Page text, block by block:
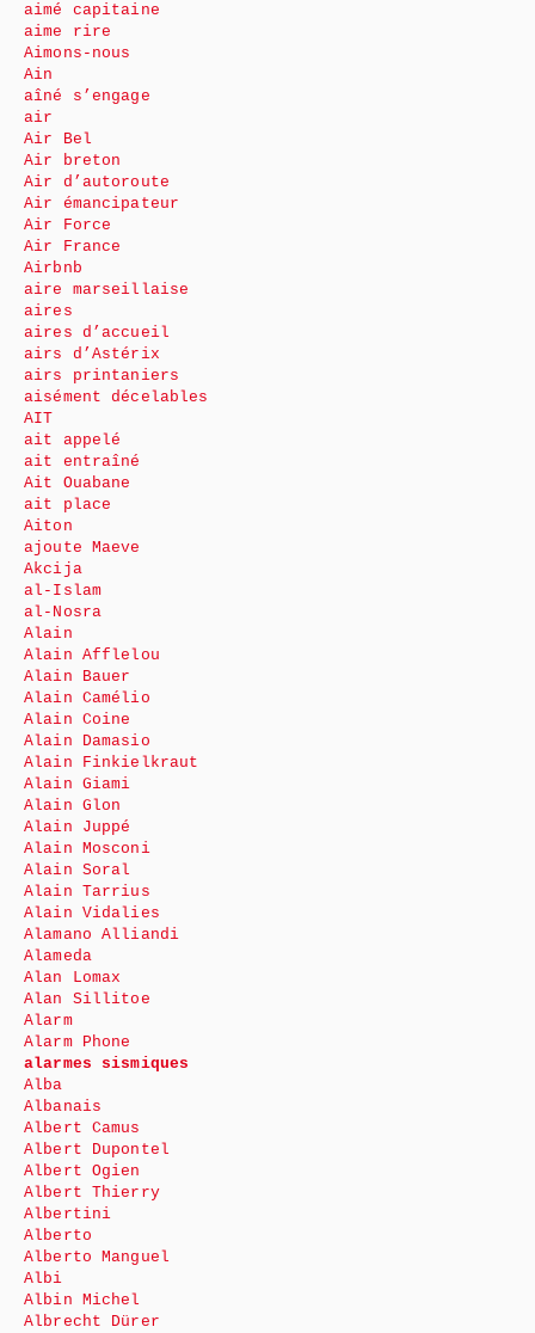
aimé capitaine
aime rire
Aimons-nous
Ain
aîné s’engage
air
Air Bel
Air breton
Air d’autoroute
Air émancipateur
Air Force
Air France
Airbnb
aire marseillaise
aires
aires d’accueil
airs d’Astérix
airs printaniers
aisément décelables
AIT
ait appelé
ait entraîné
Ait Ouabane
ait place
Aiton
ajoute Maeve
Akcija
al-Islam
al-Nosra
Alain
Alain Afflelou
Alain Bauer
Alain Camélio
Alain Coine
Alain Damasio
Alain Finkielkraut
Alain Giami
Alain Glon
Alain Juppé
Alain Mosconi
Alain Soral
Alain Tarrius
Alain Vidalies
Alamano Alliandi
Alameda
Alan Lomax
Alan Sillitoe
Alarm
Alarm Phone
alarmes sismiques
Alba
Albanais
Albert Camus
Albert Dupontel
Albert Ogien
Albert Thierry
Albertini
Alberto
Alberto Manguel
Albi
Albin Michel
Albrecht Dürer